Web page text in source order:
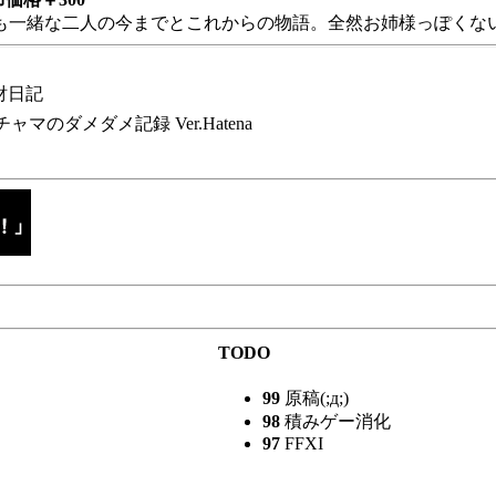
緒な二人の今までとこれからの物語。全然お姉様っぽくな
日記
ャマのダメダメ記録 Ver.Hatena
TODO
99 原稿(;д;)
98 積みゲー消化
97 FFXI